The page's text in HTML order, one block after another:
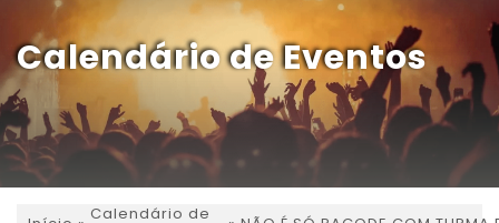
Calendário de Eventos
Calendário de